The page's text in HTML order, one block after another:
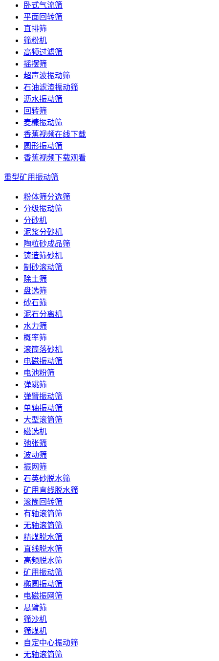
卧式气流筛
平面回转筛
直排筛
筛粉机
高频过滤筛
摇摆筛
超声波振动筛
石油滤渣振动筛
沥水振动筛
回转筛
麦糠振动筛
香蕉视频在线下载
圆形振动筛
香蕉视频下载观看
重型矿用振动筛
粉体筛分选筛
分级振动筛
分砂机
泥浆分砂机
陶粒砂成品筛
铸造筛砂机
制砂滚动筛
除土筛
盘选筛
砂石筛
泥石分离机
水力筛
概率筛
滚筒落砂机
电磁振动筛
电池粉筛
弹跳筛
弹臂振动筛
单轴振动筛
大型滚筒筛
磁选机
弛张筛
波动筛
振网筛
石英砂脱水筛
矿用直线脱水筛
滚筒回转筛
有轴滚筒筛
无轴滚筒筛
精煤脱水筛
直线脱水筛
高频脱水筛
矿用振动筛
椭圆振动筛
电磁振网筛
悬臂筛
筛沙机
筛煤机
自定中心振动筛
无轴滚筒筛